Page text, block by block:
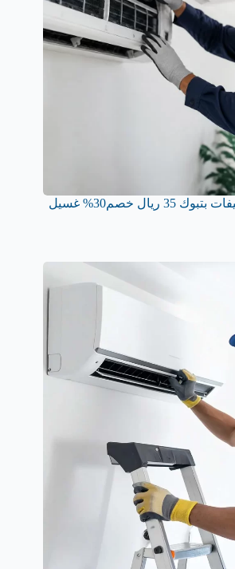
أفضل شركة تنظيف مكيفات بتبوك 35 ريال خصم30% غسيل